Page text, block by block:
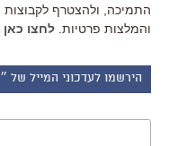
התמיכה, ולהצטרף לקבוצות
והמלצות פרטיות. לחצו כאן
הירשמו לעדכוני המייל של